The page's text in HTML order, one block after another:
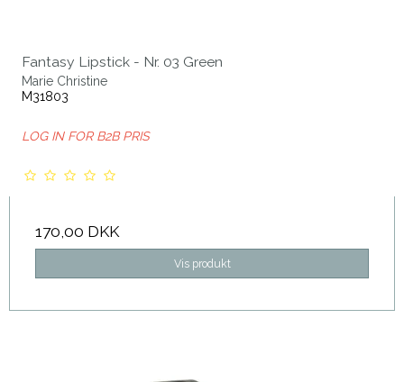
Fantasy Lipstick - Nr. 03 Green
Marie Christine
M31803
LOG IN FOR B2B PRIS
170,00 DKK
Vis produkt